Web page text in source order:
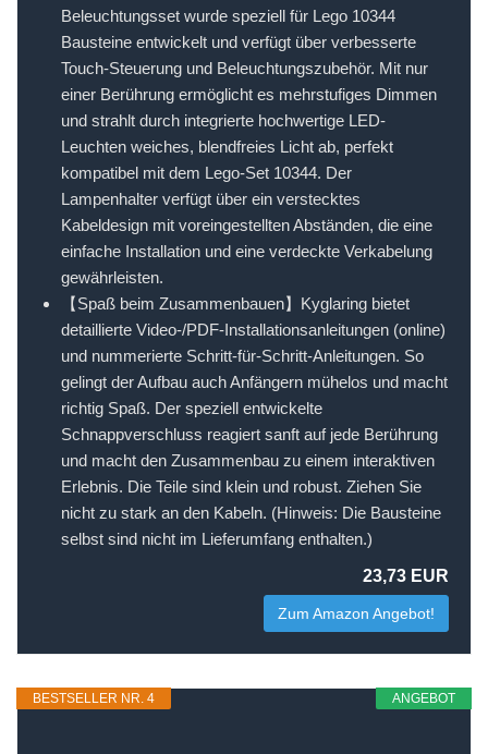
Beleuchtungsset wurde speziell für Lego 10344
Bausteine entwickelt und verfügt über verbesserte
Touch-Steuerung und Beleuchtungszubehör. Mit nur
einer Berührung ermöglicht es mehrstufiges Dimmen
und strahlt durch integrierte hochwertige LED-
Leuchten weiches, blendfreies Licht ab, perfekt
kompatibel mit dem Lego-Set 10344. Der
Lampenhalter verfügt über ein verstecktes
Kabeldesign mit voreingestellten Abständen, die eine
einfache Installation und eine verdeckte Verkabelung
gewährleisten.
【Spaß beim Zusammenbauen】Kyglaring bietet
detaillierte Video-/PDF-Installationsanleitungen (online)
und nummerierte Schritt-für-Schritt-Anleitungen. So
gelingt der Aufbau auch Anfängern mühelos und macht
richtig Spaß. Der speziell entwickelte
Schnappverschluss reagiert sanft auf jede Berührung
und macht den Zusammenbau zu einem interaktiven
Erlebnis. Die Teile sind klein und robust. Ziehen Sie
nicht zu stark an den Kabeln. (Hinweis: Die Bausteine ​​
selbst sind nicht im Lieferumfang enthalten.)
23,73 EUR
Zum Amazon Angebot!
ANGEBOT
BESTSELLER NR. 4